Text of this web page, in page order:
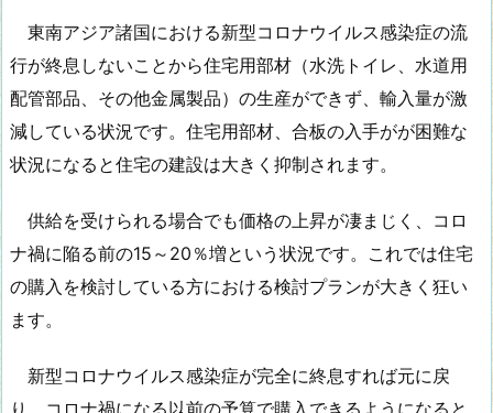
東南アジア諸国における新型コロナウイルス感染症の流
行が終息しないことから住宅用部材（水洗トイレ、水道用
配管部品、その他金属製品）の生産ができず、輸入量が激
減している状況です。住宅用部材、合板の入手がが困難な
状況になると住宅の建設は大きく抑制されます。
供給を受けられる場合でも価格の上昇が凄まじく、コロ
ナ禍に陥る前の15～20％増という状況です。これでは住宅
の購入を検討している方における検討プランが大きく狂い
ます。
新型コロナウイルス感染症が完全に終息すれば元に戻
り、コロナ禍になる以前の予算で購入できるようになると